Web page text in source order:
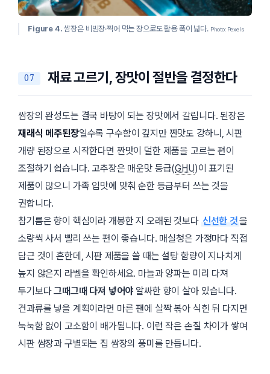
Figure 4. 쌈장은 비빔장·찍어 먹는 장으로도 활용 폭이 넓다. Photo: Pexels
재료 고르기, 장맛이 절반을 결정한다
쌈장의 완성도는 결국 바탕이 되는 장맛에서 갈립니다. 된장은
재래식 메주된장일수록 구수함이 깊지만 짠맛도 강하니, 시판
개량 된장으로 시작한다면 짠맛이 덜한 제품을 고르는 편이
조절하기 쉽습니다. 고추장은 매운맛 등급(GHU)이 표기된
제품이 많으니 가족 입맛에 맞춰 순한 등급부터 쓰는 것을
권합니다.
참기름은 향이 핵심이라 개봉한 지 오래된 것보다 신선한 것을
소량씩 사서 빨리 쓰는 편이 좋습니다. 매실청은 가정마다 직접
담근 것이 흔한데, 시판 제품을 쓸 때는 설탕 함량이 지나치게
높지 않은지 라벨을 확인하세요. 마늘과 양파는 미리 다져
두기보다그때그때 다져 넣어야 알싸한 향이 살아 있습니다.
견과류를 넣을 계획이라면 마른 팬에 살짝 볶아 식힌 뒤 다지면
눅눅함 없이 고소함이 배가됩니다. 이런 작은 손질 차이가 쌓여
시판 쌈장과 구별되는 집 쌈장의 풍미를 만듭니다.